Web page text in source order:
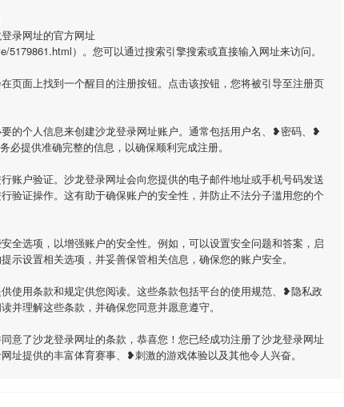
录网址的官方网址
5179861.html）。您可以通过搜索引擎搜索或直接输入网址来访问。
页面上找到一个醒目的注册按钮。点击该按钮，您将被引导至注册页
的个人信息来创建沙龙登录网址账户。通常包括用户名、❥密码、❥
提供准确完整的信息，以确保顺利完成注册。
账户验证。沙龙登录网址会向您提供的电子邮件地址或手机号码发送
验证操作。这有助于确保账户的安全性，并防止不法分子滥用您的个
全选项，以增强账户的安全性。例如，可以设置安全问题和答案，启
示设置相关选项，并妥善保管相关信息，确保您的账户安全。
使用条款和规定供您阅读。这些条款包括平台的使用规范、❥隐私政
并理解这些条款，并确保您同意并愿意遵守。
意了沙龙登录网址的条款，恭喜您！您已经成功注册了沙龙登录网址
址提供的丰富体育赛事、❥刺激的游戏体验以及其他令人兴奋。